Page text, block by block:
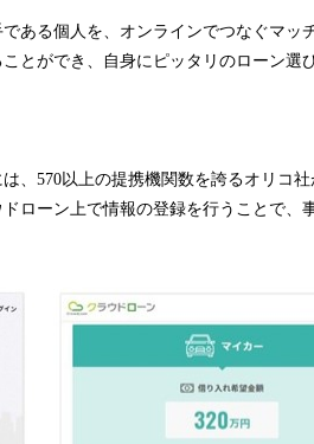
す
ある個人を、オンラインでつなぐマッ
とができ、自身にピッタリのローン選
、570以上の提携機関数を誇るオリコ社
ローン上で情報の登録を行うことで、